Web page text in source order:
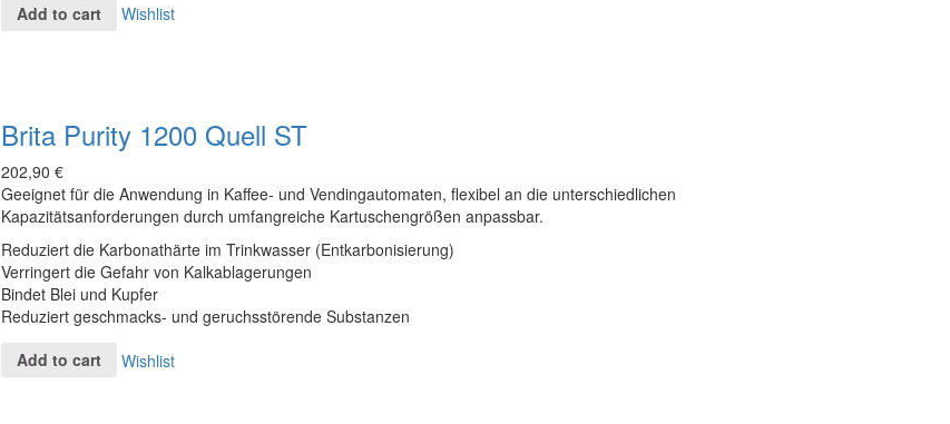
Add to cart
Wishlist
Brita Purity 1200 Quell ST
202,90 €
Geeignet für die Anwendung in Kaffee- und Vendingautomaten, flexibel an die unterschiedlichen
Kapazitätsanforderungen durch umfangreiche Kartuschengrößen anpassbar.
Reduziert die Karbonathärte im Trinkwasser (Entkarbonisierung)
Verringert die Gefahr von Kalkablagerungen
Bindet Blei und Kupfer
Reduziert geschmacks- und geruchsstörende Substanzen
Add to cart
Wishlist